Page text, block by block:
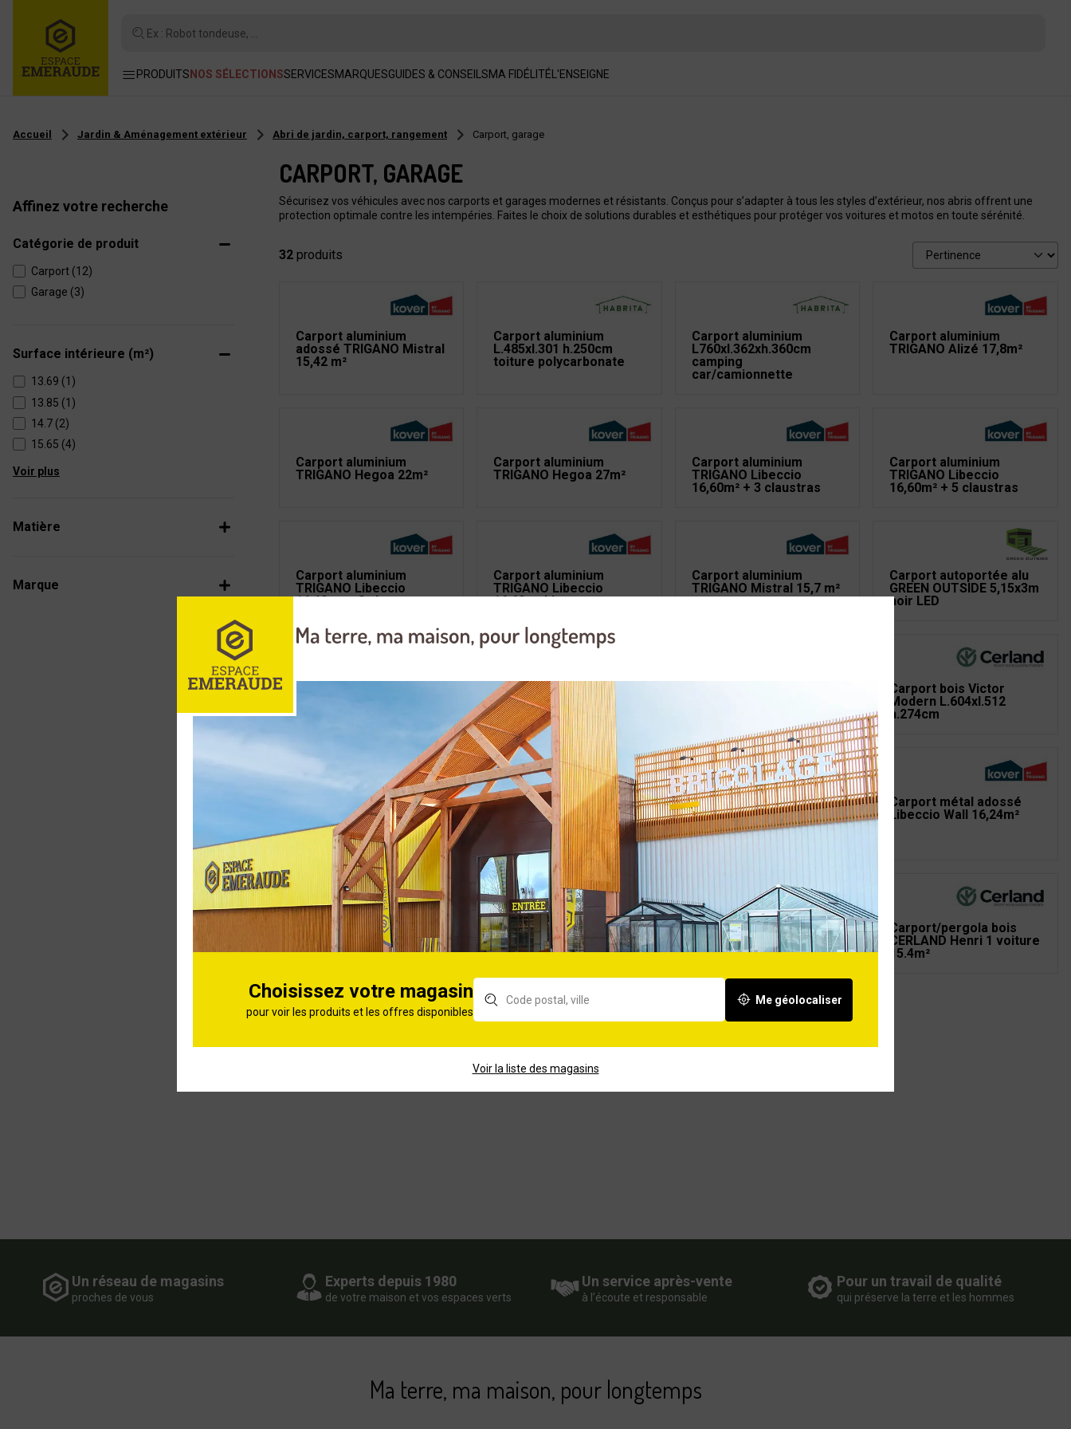
Ex : Robot tondeuse, ...
PRODUITS NOS SÉLECTIONSSERVICESMARQUESGUIDES & CONSEILSMA FIDÉLITÉL'ENSEIGNE
Accueil Jardin & Aménagement extérieur Abri de jardin, carport, rangement Carport, garage
Affinez votre recherche
Catégorie de produit
Carport (12)
Garage (3)
Surface intérieure (m²)
13.69 (1)
13.85 (1)
14.7 (2)
15.65 (4)
Voir plus
Matière
Marque
CARPORT, GARAGE
Sécurisez vos véhicules avec nos carports et garages modernes et résistants. Conçus pour s’adapter à tous les styles d’extérieur, nos abris offrent une
protection optimale contre les intempéries. Faites le choix de solutions durables et esthétiques pour protéger vos voitures et motos en toute sérénité.
32 produits
Carport aluminium
adossé TRIGANO Mistral
15,42 m²
Carport aluminium
L.485xl.301 h.250cm
toiture polycarbonate
Carport aluminium
L760xl.362xh.360cm
camping
car/camionnette
Carport aluminium
TRIGANO Alizé 17,8m²
Carport aluminium
TRIGANO Hegoa 22m²
Carport aluminium
TRIGANO Hegoa 27m²
Carport aluminium
TRIGANO Libeccio
16,60m² + 3 claustras
Carport aluminium
TRIGANO Libeccio
16,60m² + 5 claustras
Carport aluminium
TRIGANO Libeccio
16,60m² + 8 claustras
Carport aluminium
TRIGANO Libeccio
16,60m² blanc
Carport aluminium
TRIGANO Mistral 15,7 m²
Carport autoportée alu
GREEN OUTSIDE 5,15x3m
noir LED
Carport bois L.706xl.406
h.273cm avec abri traité
autoclave
Carport bois Victor
Modern L.604xl.512
h.274cm
Carport double
aluminium
L.590xl.485h.250 toit
polycarbonate
Carport double
aluminium TRIGANO
Mistral 30,85 m²
Carport double bois
Victor L.604xl.512
h.269cm
Carport métal adossé
Libeccio Wall 16,24m²
Carport métal FORESTA
Car3050altp 14,70m²
Carport métal Libeccio
16,60m²
Carport solaire
CERLAND Elio 15m²
Carport/pergola bois
CERLAND Henri 1 voiture
15.4m²
Un réseau de magasins
proches de vous
Experts depuis 1980
de votre maison et vos espaces verts
Un service après-vente
à l’écoute et responsable
Pour un travail de qualité
qui préserve la terre et les hommes
Ma terre, ma maison, pour longtemps
Choisissez votre magasin
pour voir les produits et les offres disponibles
Me géolocaliser
Voir la liste des magasins